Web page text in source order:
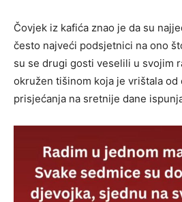
Čovjek iz kafića znao je da su
često najveći podsjetnici na ono
su se drugi gosti veselili u svojim
okružen tišinom koja je vrištala od
prisjećanja na sretnije dane